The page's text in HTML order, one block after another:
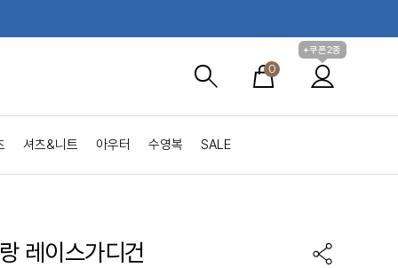
0
+쿠폰2종
셔츠&니트 아우터 수영복 SALE
레이스가디건